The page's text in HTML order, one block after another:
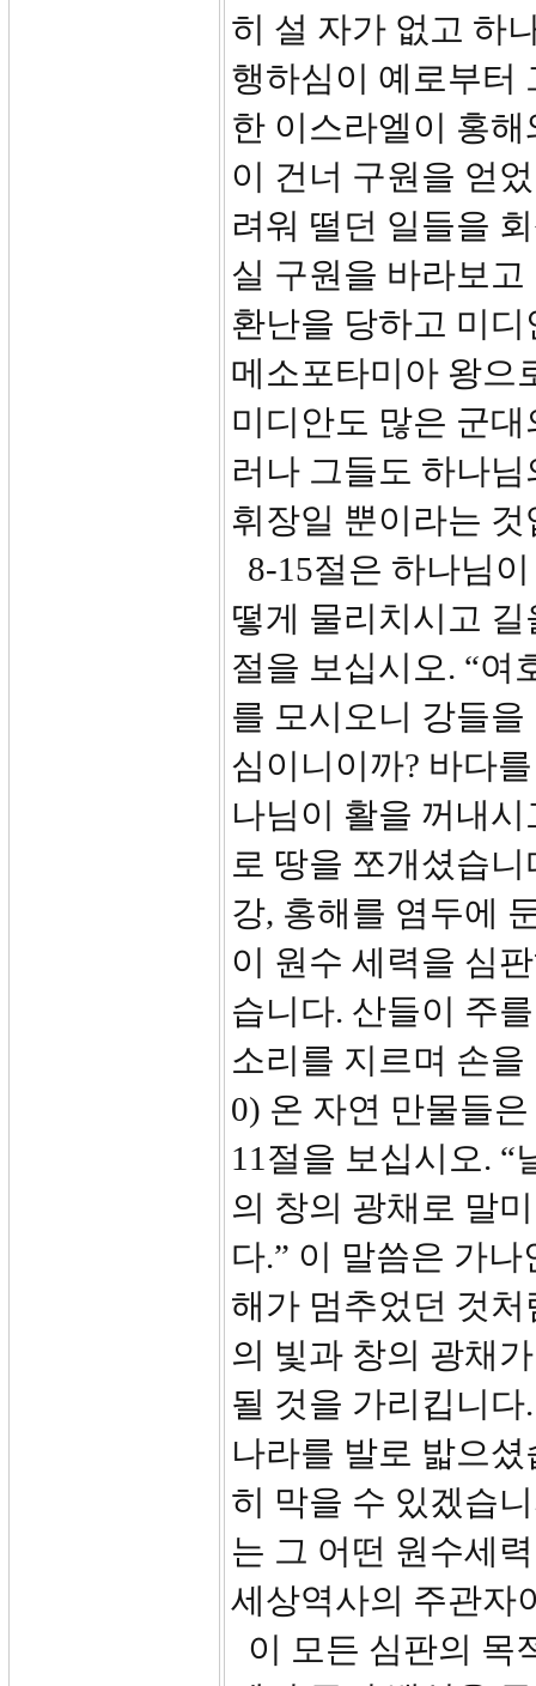
히 설 자가 없고 하
행하심이 예로부터
한 이스라엘이 홍
이 건너 구원을 얻
려워 떨던 일들을
실 구원을 바라보
환난을 당하고 미
메소포타미아 왕으
미디안도 많은 군
러나 그들도 하나
휘장일 뿐이라는 것
8-15절은 하나님
떻게 물리치시고
절을 보십시오. “여
를 모시오니 강들
심이니이까? 바다
나님이 활을 꺼내
로 땅을 쪼개셨습
강, 홍해를 염두에
이 원수 세력을 심
습니다. 산들이 주
소리를 지르며 손
0) 온 자연 만물들
11절을 보십시오. “
의 창의 광채로 말
다.” 이 말씀은 가
해가 멈추었던 것
의 빛과 창의 광채
될 것을 가리킵니
나라를 발로 밟으
히 막을 수 있겠습
는 그 어떤 원수세
세상역사의 주관자
이 모든 심판의 목